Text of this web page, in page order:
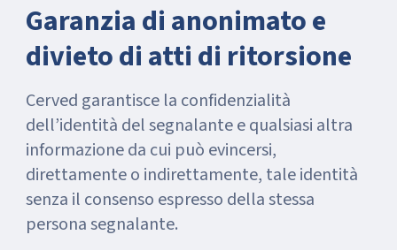
Garanzia di anonimato e
divieto di atti di ritorsione
Cerved garantisce la confidenzialità
dell’identità del segnalante e qualsiasi altra
informazione da cui può evincersi,
direttamente o indirettamente, tale identità
senza il consenso espresso della stessa
persona segnalante.